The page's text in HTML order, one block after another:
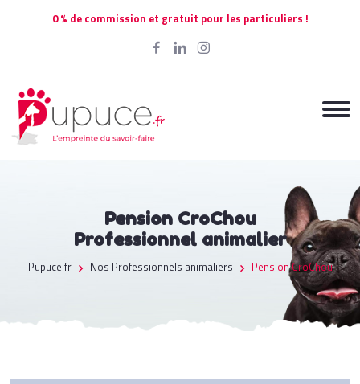
0 % de commission et gratuit pour les particuliers !
Pension CroChou
Professionnel animalier
Pupuce.fr Nos Professionnels animaliers Pension CroChou